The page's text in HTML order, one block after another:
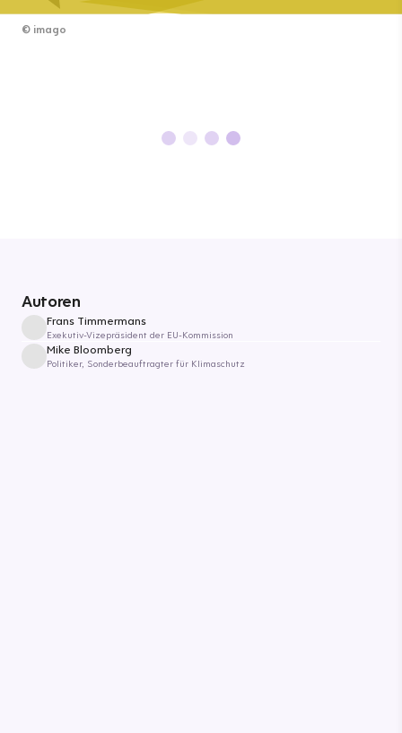
© imago
Autoren
Frans Timmermans
Exekutiv-Vizepräsident der EU-Kommission
Mike Bloomberg
Politiker, Sonderbeauftragter für Klimaschutz